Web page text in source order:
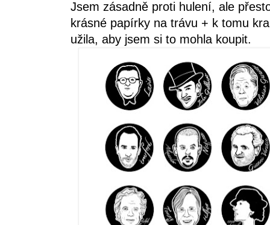
Jsem zásadně proti hulení, ale
krásné papírky na trávu + k tomu
užila, aby jsem si to mohla koupit.